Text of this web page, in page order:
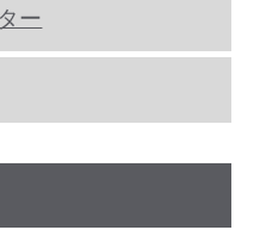
ー